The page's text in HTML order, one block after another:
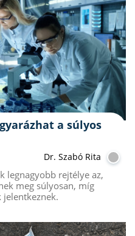
a súlyos
Dr. Szabó Rita
legnagyobb rejtélye az,
meg súlyosan, míg
jelentkeznek.